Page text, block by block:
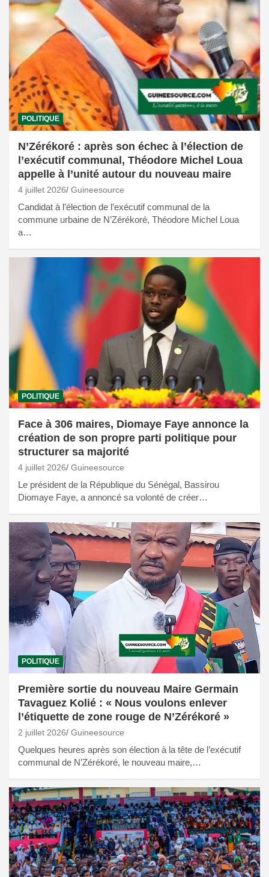
POLITIQUE
N’Zérékoré : après son échec à l’élection de
l’exécutif communal, Théodore Michel Loua
appelle à l’unité autour du nouveau maire
4 juillet 2026 Guineesource
Candidat à l’élection de l’exécutif communal de la
commune urbaine de N’Zérékoré, Théodore Michel Loua
a…
POLITIQUE
Face à 306 maires, Diomaye Faye annonce la
création de son propre parti politique pour
structurer sa majorité
4 juillet 2026 Guineesource
Le président de la République du Sénégal, Bassirou
Diomaye Faye, a annoncé sa volonté de créer…
POLITIQUE
Première sortie du nouveau Maire Germain
Tavaguez Kolié : « Nous voulons enlever
l’étiquette de zone rouge de N’Zérékoré »
2 juillet 2026 Guineesource
Quelques heures après son élection à la tête de l’exécutif
communal de N’Zérékoré, le nouveau maire,…